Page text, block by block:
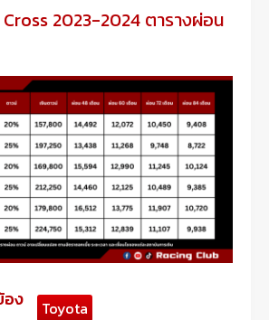
2023-2024 ตารางผ่อน
อง Toyota